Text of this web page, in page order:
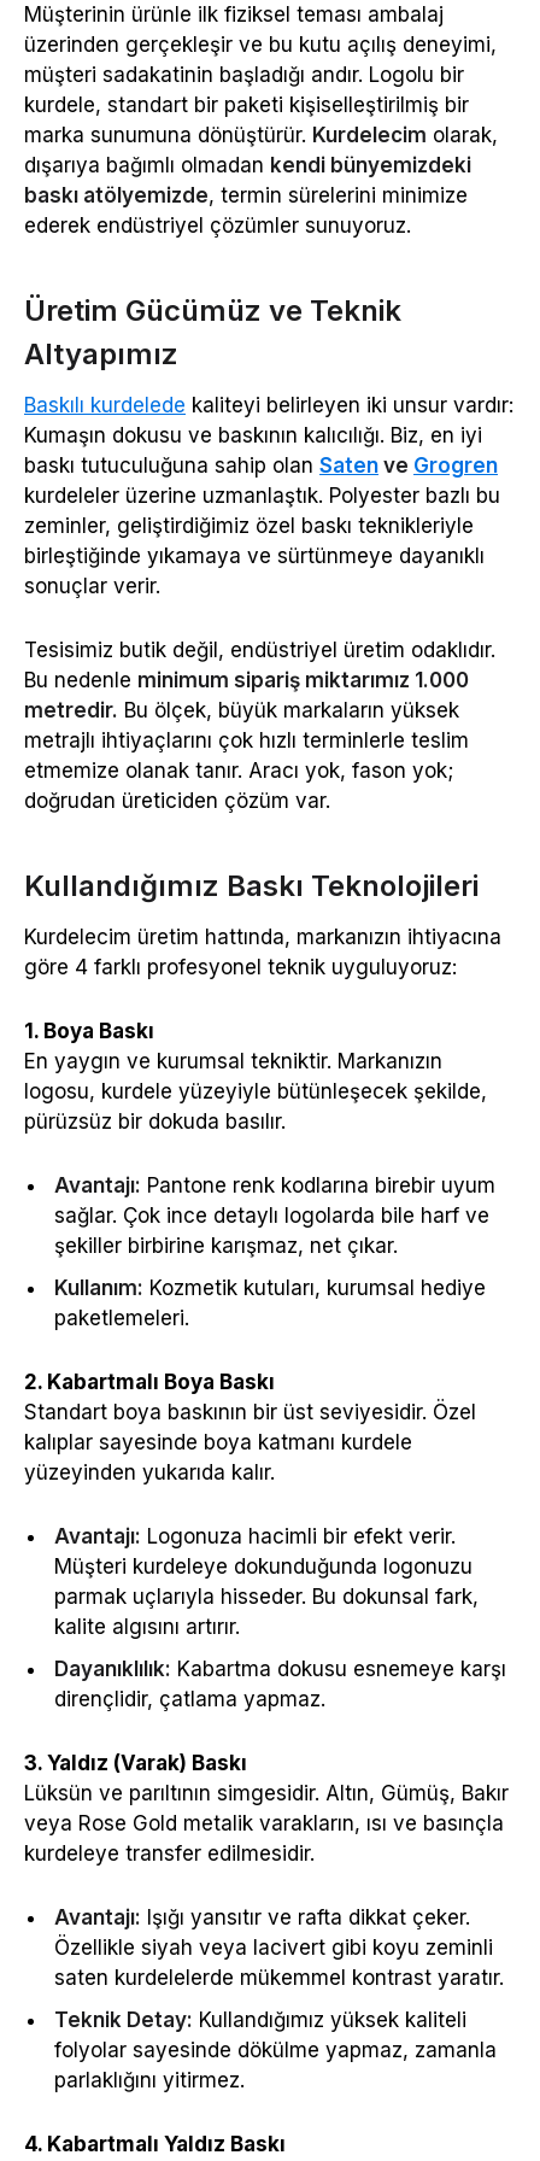
Müşterinin ürünle ilk fiziksel teması ambalaj
üzerinden gerçekleşir ve bu kutu açılış deneyimi,
müşteri sadakatinin başladığı andır. Logolu bir
kurdele, standart bir paketi kişiselleştirilmiş bir
marka sunumuna dönüştürür. Kurdelecim olarak,
dışarıya bağımlı olmadan kendi bünyemizdeki
baskı atölyemizde, termin sürelerini minimize
ederek endüstriyel çözümler sunuyoruz.
Üretim Gücümüz ve Teknik
Altyapımız
Baskılı kurdelede kaliteyi belirleyen iki unsur vardır:
Kumaşın dokusu ve baskının kalıcılığı. Biz, en iyi
baskı tutuculuğuna sahip olan Saten ve Grogren
kurdeleler üzerine uzmanlaştık. Polyester bazlı bu
zeminler, geliştirdiğimiz özel baskı teknikleriyle
birleştiğinde yıkamaya ve sürtünmeye dayanıklı
sonuçlar verir.
Tesisimiz butik değil, endüstriyel üretim odaklıdır.
Bu nedenle minimum sipariş miktarımız 1.000
metredir. Bu ölçek, büyük markaların yüksek
metrajlı ihtiyaçlarını çok hızlı terminlerle teslim
etmemize olanak tanır. Aracı yok, fason yok;
doğrudan üreticiden çözüm var.
Kullandığımız Baskı Teknolojileri
Kurdelecim üretim hattında, markanızın ihtiyacına
göre 4 farklı profesyonel teknik uyguluyoruz:
1. Boya Baskı
En yaygın ve kurumsal tekniktir. Markanızın
logosu, kurdele yüzeyiyle bütünleşecek şekilde,
pürüzsüz bir dokuda basılır.
Avantajı: Pantone renk kodlarına birebir uyum
sağlar. Çok ince detaylı logolarda bile harf ve
şekiller birbirine karışmaz, net çıkar.
Kullanım: Kozmetik kutuları, kurumsal hediye
paketlemeleri.
2. Kabartmalı Boya Baskı
Standart boya baskının bir üst seviyesidir. Özel
kalıplar sayesinde boya katmanı kurdele
yüzeyinden yukarıda kalır.
Avantajı: Logonuza hacimli bir efekt verir.
Müşteri kurdeleye dokunduğunda logonuzu
parmak uçlarıyla hisseder. Bu dokunsal fark,
kalite algısını artırır.
Dayanıklılık: Kabartma dokusu esnemeye karşı
dirençlidir, çatlama yapmaz.
3. Yaldız (Varak) Baskı
Lüksün ve parıltının simgesidir. Altın, Gümüş, Bakır
veya Rose Gold metalik varakların, ısı ve basınçla
kurdeleye transfer edilmesidir.
Avantajı: Işığı yansıtır ve rafta dikkat çeker.
Özellikle siyah veya lacivert gibi koyu zeminli
saten kurdelelerde mükemmel kontrast yaratır.
Teknik Detay: Kullandığımız yüksek kaliteli
folyolar sayesinde dökülme yapmaz, zamanla
parlaklığını yitirmez.
4. Kabartmalı Yaldız Baskı